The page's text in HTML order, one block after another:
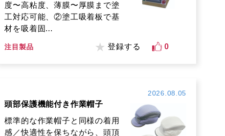
度〜高粘度、薄膜〜厚膜まで塗
工対応可能、②塗工吸着板で基
材を吸着固...
注目製品 登録する 0
2026.08.05
頭部保護機能付き作業帽子
標準的な作業帽子と同様の着用
感／快適性を保ちながら、頭頂